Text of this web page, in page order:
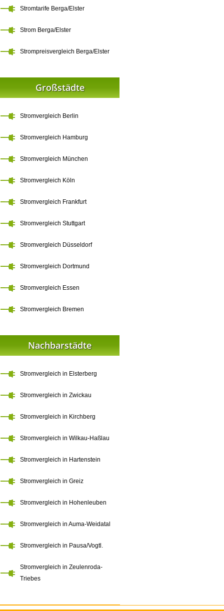
Stromtarife Berga/Elster
Strom Berga/Elster
Strompreisvergleich Berga/Elster
Großstädte
Stromvergleich Berlin
Stromvergleich Hamburg
Stromvergleich München
Stromvergleich Köln
Stromvergleich Frankfurt
Stromvergleich Stuttgart
Stromvergleich Düsseldorf
Stromvergleich Dortmund
Stromvergleich Essen
Stromvergleich Bremen
Nachbarstädte
Stromvergleich in Elsterberg
Stromvergleich in Zwickau
Stromvergleich in Kirchberg
Stromvergleich in Wilkau-Haßlau
Stromvergleich in Hartenstein
Stromvergleich in Greiz
Stromvergleich in Hohenleuben
Stromvergleich in Auma-Weidatal
Stromvergleich in Pausa/Vogtl.
Stromvergleich in Zeulenroda-
Triebes